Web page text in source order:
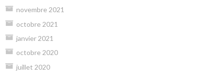
novembre 2021
octobre 2021
janvier 2021
octobre 2020
juillet 2020